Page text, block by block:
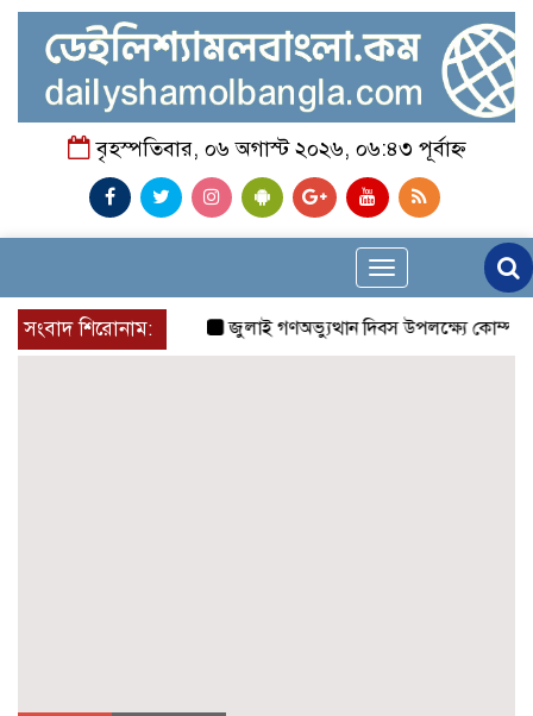
বৃহস্পতিবার, ০৬ অগাস্ট ২০২৬, ০৬:৪৩ পূর্বাহ্ন
Toggle
navigation
সংবাদ শিরোনাম:
জুলাই গণঅভ্যুত্থান দিবস উপলক্ষ্যে